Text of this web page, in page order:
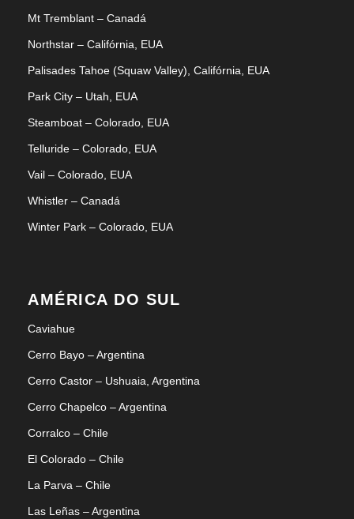
Mt Tremblant – Canadá
Northstar – Califórnia, EUA
Palisades Tahoe (Squaw Valley), Califórnia, EUA
Park City – Utah, EUA
Steamboat – Colorado, EUA
Telluride – Colorado, EUA
Vail – Colorado, EUA
Whistler – Canadá
Winter Park – Colorado, EUA
AMÉRICA DO SUL
Caviahue
Cerro Bayo – Argentina
Cerro Castor – Ushuaia, Argentina
Cerro Chapelco – Argentina
Corralco – Chile
El Colorado – Chile
La Parva – Chile
Las Leñas – Argentina